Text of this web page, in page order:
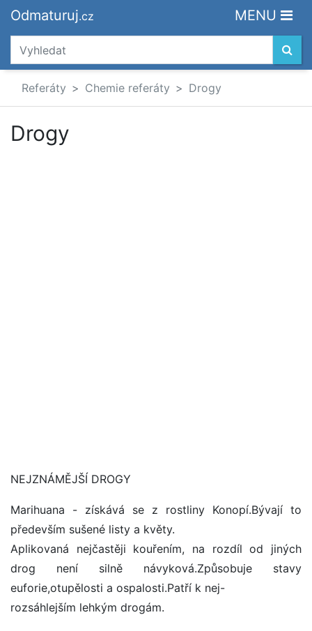
Odmaturuj.cz MENU
Referáty Chemie referáty Drogy
Drogy
NEJZNÁMĚJŠÍ DROGY
Marihuana - získává se z rostliny Konopí.Bývají to
především sušené listy a květy.
Aplikovaná nejčastěji kouřením, na rozdíl od jiných
drog není silně návyková.Způsobuje stavy
euforie,otupělosti a ospalosti.Patří k nej-
rozsáhlejším lehkým drogám.